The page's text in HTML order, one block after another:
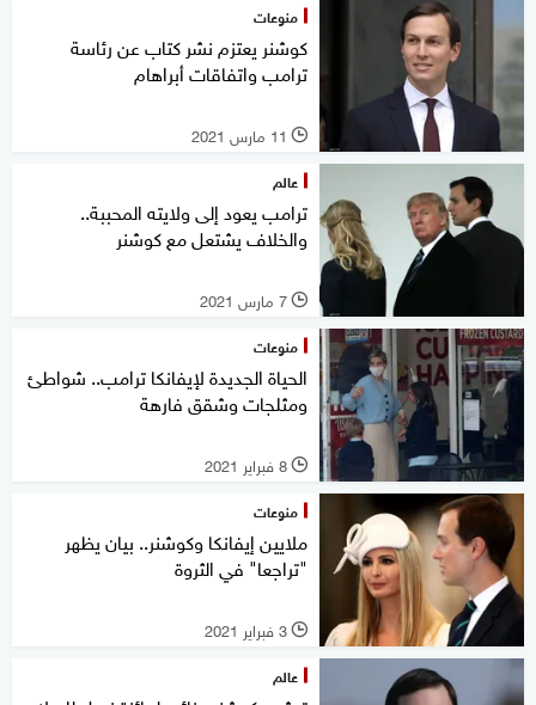
منوعات
كوشنر يعتزم نشر كتاب عن رئاسة
ترامب واتفاقات أبراهام
l 11 مارس 2021
عالم
ترامب يعود إلى ولايته المحببة..
والخلاف يشتعل مع كوشنر
l 7 مارس 2021
منوعات
الحياة الجديدة لإيفانكا ترامب.. شواطئ
ومثلجات وشقق فارهة
l 8 فبراير 2021
منوعات
ملايين إيفانكا وكوشنر.. بيان يظهر
"تراجعا" في الثروة
l 3 فبراير 2021
عالم